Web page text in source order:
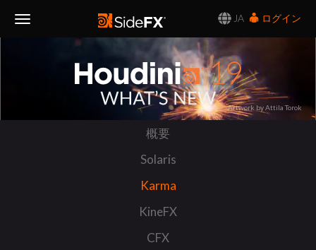
JA
ログイン
Artwork by Attila Torok
概要
Solaris
Karma
KineFX
CFX